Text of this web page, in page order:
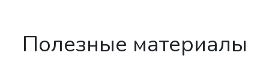
Полезные материалы